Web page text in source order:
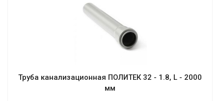
Труба канализационная ПОЛИТЕК 32 - 1.8, L - 2000
мм